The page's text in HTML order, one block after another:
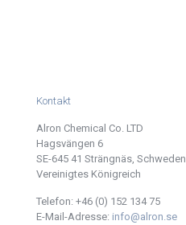
Kontakt
Alron Chemical Co. LTD
Hagsvängen 6
SE-645 41 Strängnäs, Schweden
Vereinigtes Königreich
Telefon: +46 (0) 152 134 75
E-Mail-Adresse: info@alron.se